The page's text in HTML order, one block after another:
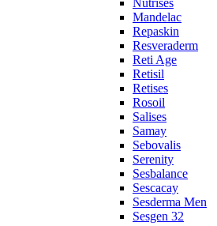
Mandelac
Repaskin
Resveraderm
Reti Age
Retisil
Retises
Rosoil
Salises
Samay
Sebovalis
Serenity
Sesbalance
Sescacay
Sesderma Men
Sesgen 32